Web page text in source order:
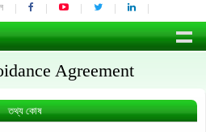
Agreement
তথ্য কোষ